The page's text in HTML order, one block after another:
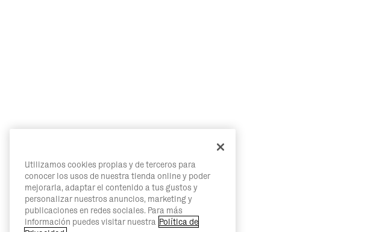
Utilizamos cookies propias y de terceros para
conocer los usos de nuestra tienda online y poder
mejorarla, adaptar el contenido a tus gustos y
personalizar nuestros anuncios, marketing y
publicaciones en redes sociales. Para más
información puedes visitar nuestra Política de